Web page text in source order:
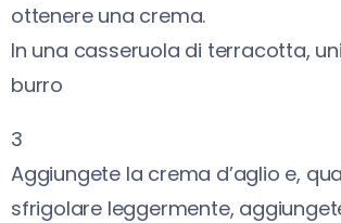
ottenere una crema.
In una casseruola di terracotta,
burro
3
Aggiungete la crema d’aglio e,
sfrigolare leggermente,